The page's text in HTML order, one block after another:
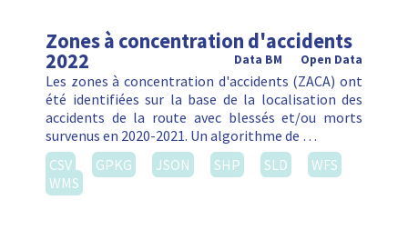
Zones à concentration d'accidents
2022 Open Data
Data BM
Les zones à concentration d'accidents (ZACA) ont
été identifiées sur la base de la localisation des
accidents de la route avec blessés et/ou morts
survenus en 2020-2021. Un algorithme de …
CSV
GPKG JSON SHP SLD
WFS
WMS